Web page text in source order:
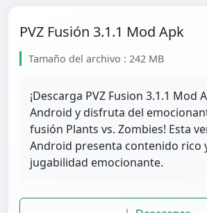
PVZ Fusión 3.1.1 Mod Apk
Tamaño del archivo : 242 MB
¡Descarga PVZ Fusion 3.1.1 Mod
Android y disfruta del
fusión Plants vs. Zombies! Esta
Android presenta contenido rico
jugabilidad emocionante.